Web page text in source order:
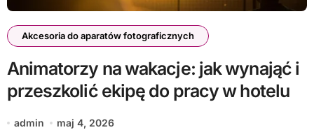
Akcesoria do aparatów fotograficznych
Animatorzy na wakacje: jak wynająć i
przeszkolić ekipę do pracy w hotelu
admin maj 4, 2026